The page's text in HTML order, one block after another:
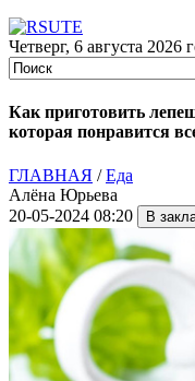
Четверг, 6 августа 2026
Как приготовить
которая понравится
ГЛАВНАЯ /Еда
Алёна Юрьева
20-05-2024 08:20